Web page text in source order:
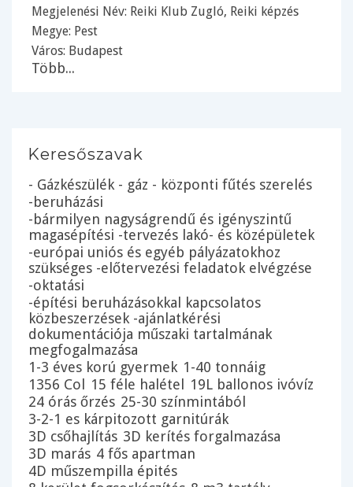
Megjelenési Név: Reiki Klub Zugló, Reiki képzés
Megye: Pest
Város: Budapest
Több...
Keresőszavak
- Gázkészülék - gáz - központi fűtés szerelés
-beruházási
-bármilyen nagyságrendű és igényszintű
magasépítési -tervezés lakó- és középületek
-európai uniós és egyéb pályázatokhoz
szükséges -előtervezési feladatok elvégzése
-oktatási
-építési beruházásokkal kapcsolatos
közbeszerzések -ajánlatkérési
dokumentációja műszaki tartalmának
megfogalmazása
1-3 éves korú gyermek 1-40 tonnáig
1356 Col 15 féle halétel 19L ballonos ivóvíz
24 órás őrzés 25-30 színmintából
3-2-1 es kárpitozott garnitúrák
3D csőhajlítás 3D kerítés forgalmazása
3D marás 4 fős apartman
4D műszempilla épités